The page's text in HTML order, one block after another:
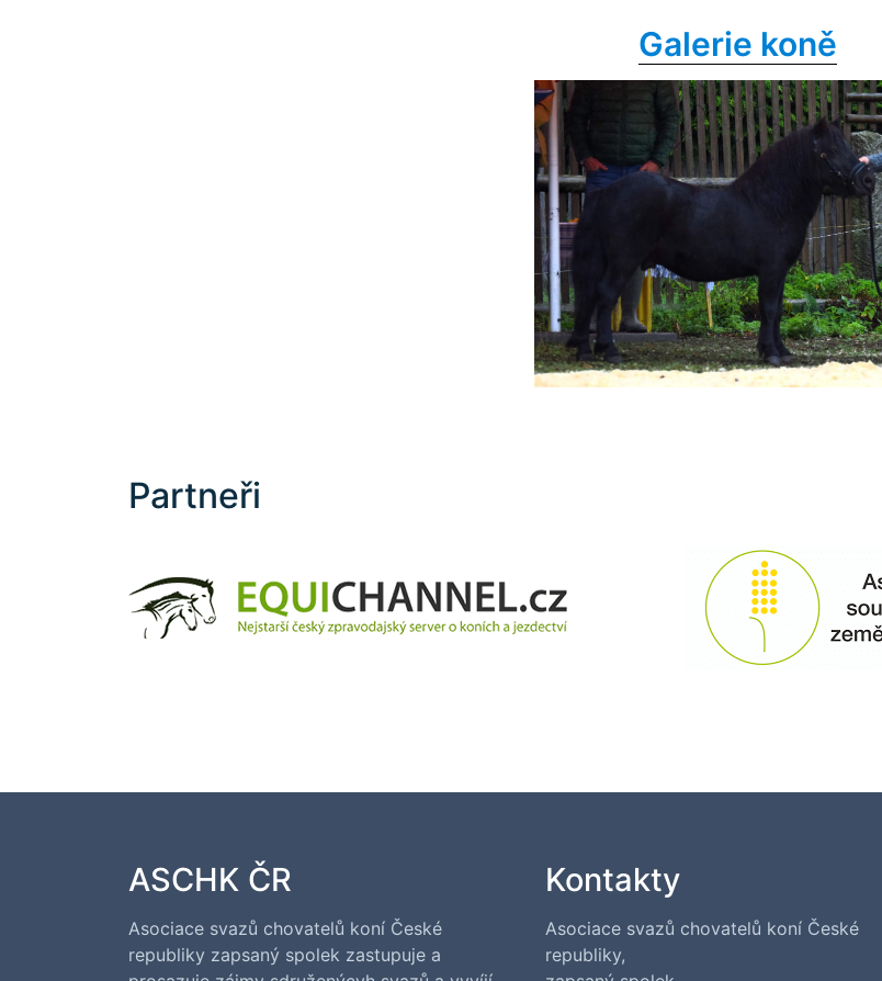
Galerie koně
Partneři
ASCHK ČR
Asociace svazů chovatelů koní České
republiky zapsaný spolek zastupuje a
Kontakty
Asociace svazů chovatelů koní České
republiky,